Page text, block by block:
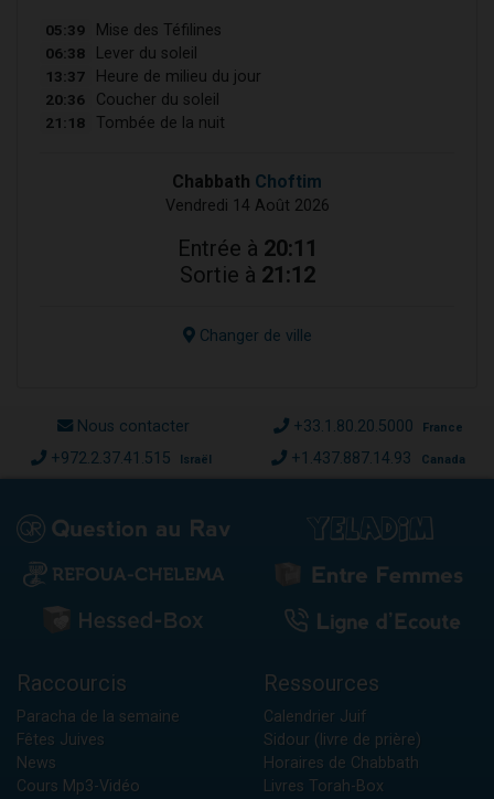
05:39 Mise des Téfilines
06:38 Lever du soleil
13:37 Heure de milieu du jour
20:36 Coucher du soleil
21:18 Tombée de la nuit
Chabbath Choftim
Vendredi 14 Août 2026
Entrée à 20:11
Sortie à 21:12
Changer de ville
Nous contacter +33.1.80.20.5000 France
+972.2.37.41.515 Israël +1.437.887.14.93 Canada
Raccourcis
Paracha de la semaine
Fêtes Juives
News
Cours Mp3-Vidéo
Ressources
Calendrier Juif
Sidour (livre de prière)
Horaires de Chabbath
Livres Torah-Box